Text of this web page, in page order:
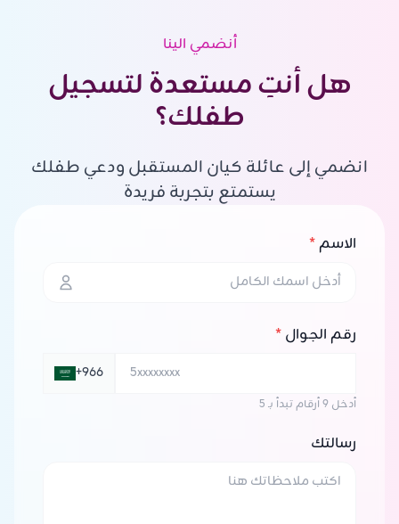
أنضمي الينا
هل أنتِ مستعدة لتسجيل
طفلك؟
انضمي إلى عائلة كيان المستقبل ودعي طفلك
يستمتع بتجربة فريدة
الاسم*
رقم الجوال*
+966
أدخل 9 أرقام تبدأ بـ 5
رسالتك